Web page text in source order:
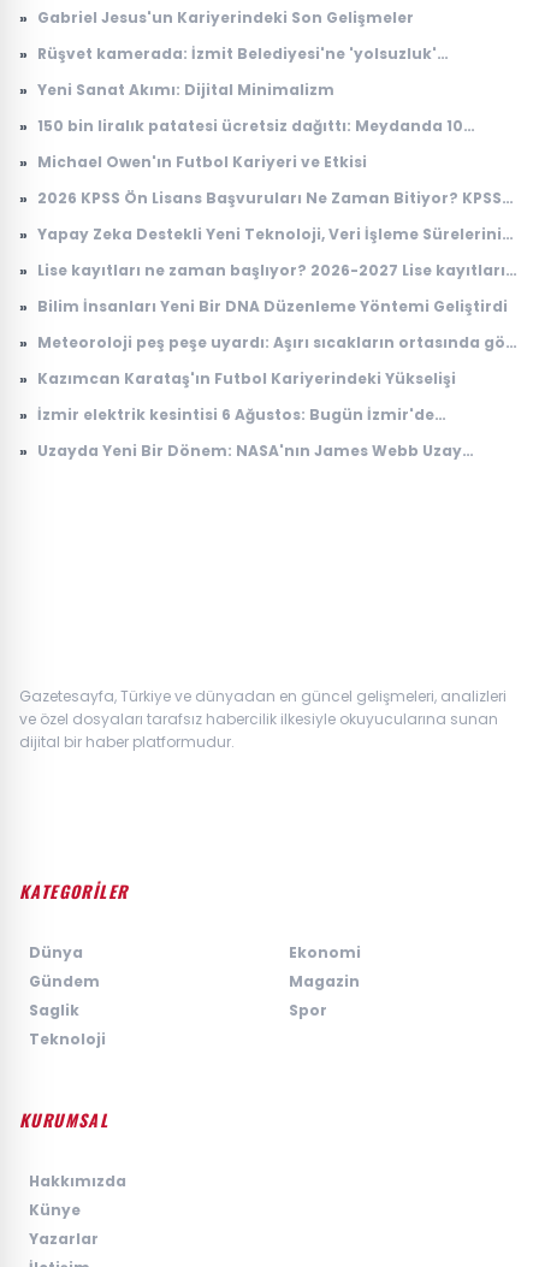
» Gabriel Jesus'un Kariyerindeki Son Gelişmeler
» Rüşvet kamerada: İzmit Belediyesi'ne 'yolsuzluk'
» Yeni Sanat Akımı: Dijital Minimalizm
» 150 bin liralık patatesi ücretsiz dağıttı: Meydanda 10
» Michael Owen'ın Futbol Kariyeri ve Etkisi
» 2026 KPSS Ön Lisans Başvuruları Ne Zaman Bitiyor? KPSS
» Yapay Zeka Destekli Yeni Teknoloji, Veri İşleme Sürelerini
» Lise kayıtları ne zaman başlıyor? 2026-2027 Lise kayıtları
» Bilim İnsanları Yeni Bir DNA Düzenleme Yöntemi Geliştirdi
» Meteoroloji peş peşe uyardı: Aşırı sıcakların ortasında gök
» Kazımcan Karataş'ın Futbol Kariyerindeki Yükselişi
» İzmir elektrik kesintisi 6 Ağustos: Bugün İzmir'de
listesi duyuruldu
» Uzayda Yeni Bir Dönem: NASA'nın James Webb Uzay
Gazetesayfa, Türkiye ve dünyadan en güncel gelişmeleri, analizleri
ve özel dosyaları tarafsız habercilik ilkesiyle okuyucularına sunan
dijital bir haber platformudur.
KATEGORİLER
Dünya
Ekonomi
Gündem
Magazin
Saglik
Spor
Teknoloji
KURUMSAL
Hakkımızda
Künye
Yazarlar